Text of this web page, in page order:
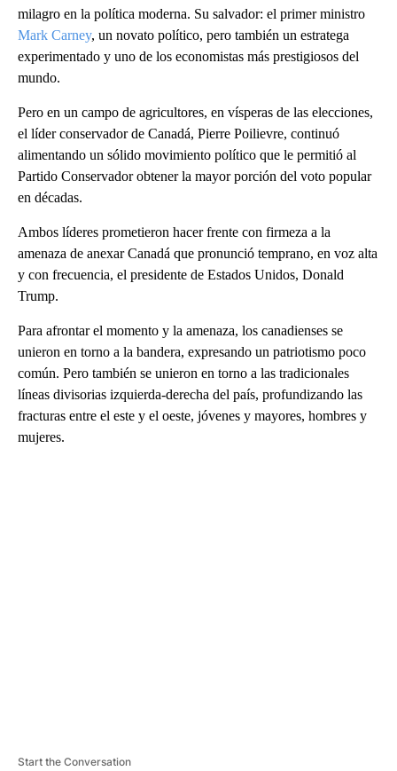
milagro en la política moderna. Su salvador: el primer ministro
Mark Carney, un novato político, pero también un estratega
experimentado y uno de los economistas más prestigiosos del
mundo.
Pero en un campo de agricultores, en vísperas de las elecciones,
el líder conservador de Canadá, Pierre Poilievre, continuó
alimentando un sólido movimiento político que le permitió al
Partido Conservador obtener la mayor porción del voto popular
en décadas.
Ambos líderes prometieron hacer frente con firmeza a la
amenaza de anexar Canadá que pronunció temprano, en voz alta
y con frecuencia, el presidente de Estados Unidos, Donald
Trump.
Para afrontar el momento y la amenaza, los canadienses se
unieron en torno a la bandera, expresando un patriotismo poco
común. Pero también se unieron en torno a las tradicionales
líneas divisorias izquierda-derecha del país, profundizando las
fracturas entre el este y el oeste, jóvenes y mayores, hombres y
mujeres.
Start the Conversation